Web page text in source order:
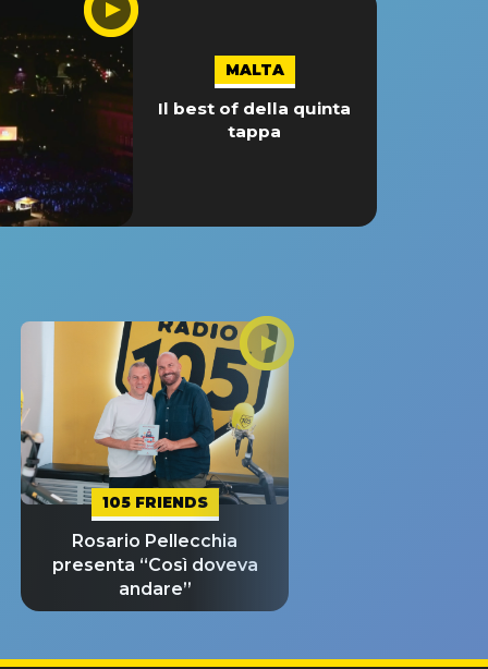
MALTA
Il best of della quinta
tappa
105 FRIENDS
Rosario Pellecchia
presenta “Così doveva
andare”